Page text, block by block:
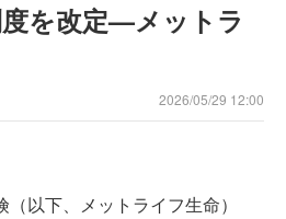
を改定—メットラ
2026/05/29 12:00
以下、メットライフ生命）